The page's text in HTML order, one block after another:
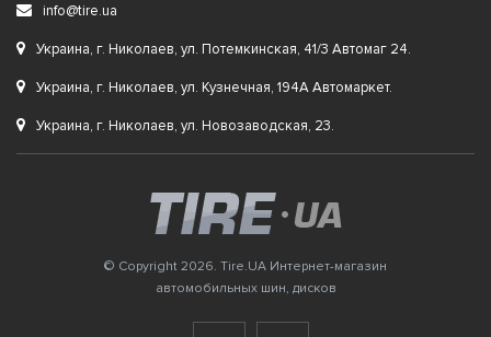
info@tire.ua
Украина, г. Николаев, ул. Потемкинская, 41/3 Автомаг 24.
Украина, г. Николаев, ул. Кузнечная, 194А Автомаркет.
Украина, г. Николаев, ул. Новозаводская, 23.
© Copyright 2026. Tire.UA Интернет-магазин
автомобильных шин, дисков